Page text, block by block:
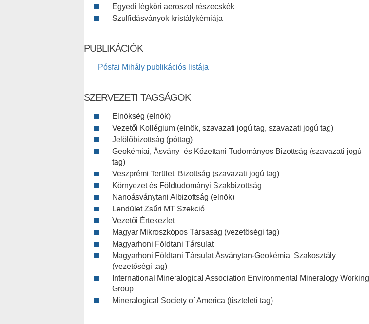
Egyedi légköri aeroszol részecskék
Szulfidásványok kristálykémiája
PUBLIKÁCIÓK
Pósfai Mihály publikációs listája
SZERVEZETI TAGSÁGOK
Elnökség (elnök)
Vezetői Kollégium (elnök, szavazati jogú tag, szavazati jogú tag)
Jelölőbizottság (póttag)
Geokémiai, Ásvány- és Kőzettani Tudományos Bizottság (szavazati jogú
tag)
Veszprémi Területi Bizottság (szavazati jogú tag)
Környezet és Földtudományi Szakbizottság
Nanoásványtani Albizottság (elnök)
Lendület Zsűri MT Szekció
Vezetői Értekezlet
Magyar Mikroszkópos Társaság (vezetőségi tag)
Magyarhoni Földtani Társulat
Magyarhoni Földtani Társulat Ásványtan-Geokémiai Szakosztály
(vezetőségi tag)
International Mineralogical Association Environmental Mineralogy Working
Group
Mineralogical Society of America (tiszteleti tag)